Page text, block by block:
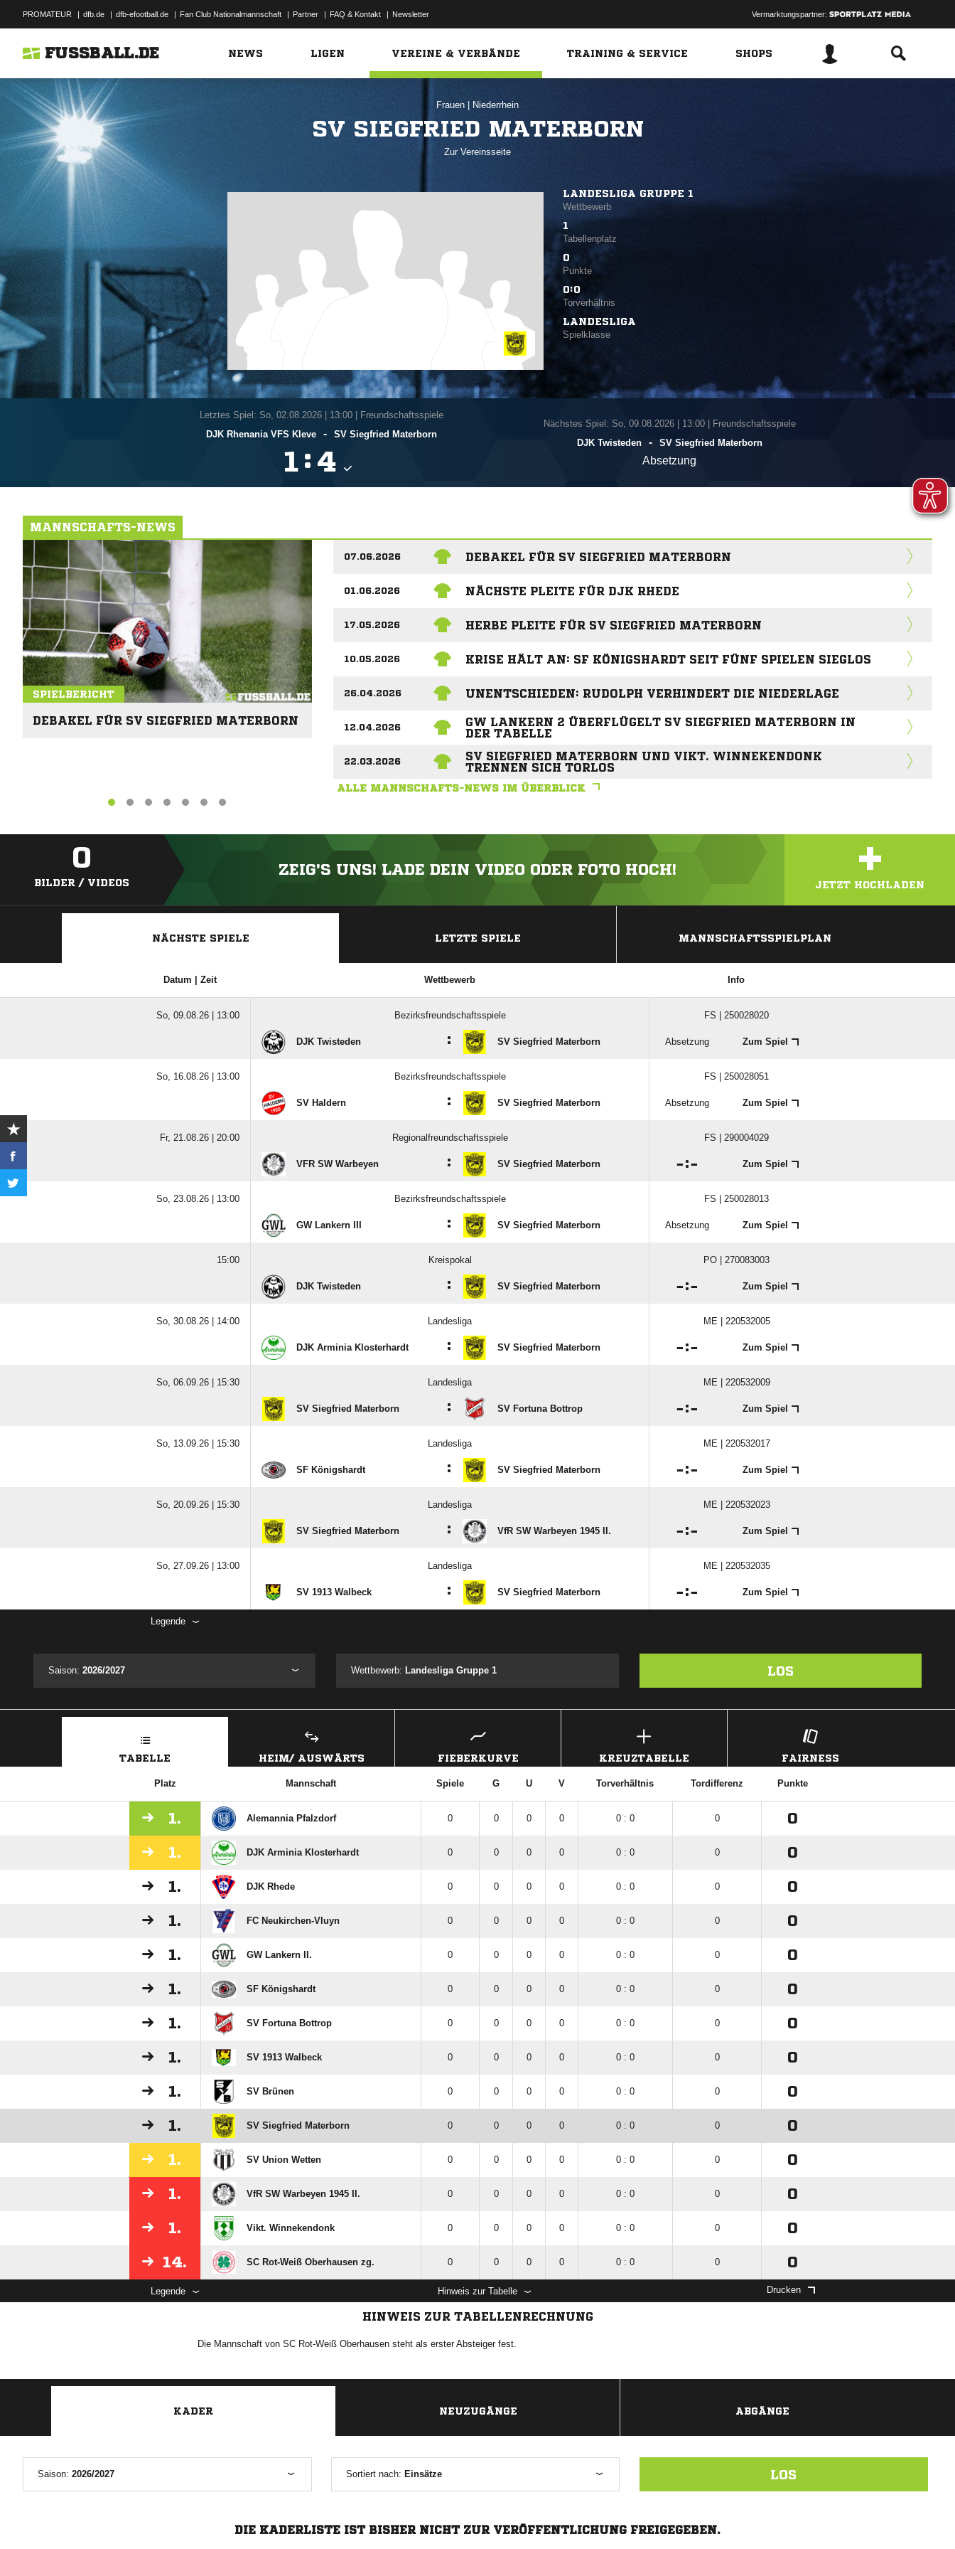
PROMATEUR | dfb.de | dfb-efootball.de | Fan Club Nationalmannschaft | Partner | FAQ & Kontakt | Newsletter Vermarktungspartner:
FUSSBALL.DE NEWS LIGEN VEREINE & VERBÄNDE TRAINING & SERVICE SHOPS
Frauen Niederrhein
SV SIEGFRIED MATERBORN
Zur Vereinsseite
LANDESLIGA GRUPPE 1
Wettbewerb
1
Tabellenplatz
0
Punkte
0:0
Torverhältnis
LANDESLIGA
Spielklasse
Letztes Spiel: So, 02.08.2026| 13:00 | Freundschaftsspiele
DJK Rhenania VFS Kleve
- SV Siegfried Materborn
 : 
Nächstes Spiel: So, 09.08.2026| 13:00 | Freundschaftsspiele
DJK Twisteden
- SV Siegfried Materborn
Absetzung
MANNSCHAFTS-NEWS
SPIELBERICHT
DEBAKEL FÜR SV SIEGFRIED MATERBORN
07.06.2026 DEBAKEL FÜR SV SIEGFRIED MATERBORN
01.06.2026 NÄCHSTE PLEITE FÜR DJK RHEDE
17.05.2026 HERBE PLEITE FÜR SV SIEGFRIED MATERBORN
10.05.2026 KRISE HÄLT AN: SF KÖNIGSHARDT SEIT FÜNF SPIELEN SIEGLOS
26.04.2026 UNENTSCHIEDEN: RUDOLPH VERHINDERT DIE NIEDERLAGE
12.04.2026
GW LANKERN 2 ÜBERFLÜGELT SV SIEGFRIED MATERBORN IN
DER TABELLE
22.03.2026
SV SIEGFRIED MATERBORN UND VIKT. WINNEKENDONK
TRENNEN SICH TORLOS
ALLE MANNSCHAFTS-NEWS IM ÜBERBLICK
0
BILDER / VIDEOS
ZEIG'S UNS! LADE DEIN VIDEO ODER FOTO HOCH! +
JETZT HOCHLADEN
NÄCHSTE SPIELE LETZTE SPIELE MANNSCHAFTSSPIELPLAN
Datum | Zeit Wettbewerb Info
So, 09.08.26 | 13:00 Bezirksfreundschaftsspiele FS | 250028020
DJK Twisteden : SV Siegfried Materborn Absetzung Zum Spiel
So, 16.08.26 | 13:00 Bezirksfreundschaftsspiele FS | 250028051
SV Haldern : SV Siegfried Materborn Absetzung Zum Spiel
Fr, 21.08.26 | 20:00 Regionalfreundschaftsspiele FS | 290004029
VFR SW Warbeyen : SV Siegfried Materborn : Zum Spiel
So, 23.08.26 | 13:00 Bezirksfreundschaftsspiele FS | 250028013
GW Lankern III : SV Siegfried Materborn Absetzung Zum Spiel
15:00 Kreispokal PO | 270083003
DJK Twisteden : SV Siegfried Materborn : Zum Spiel
So, 30.08.26 | 14:00 Landesliga ME | 220532005
DJK Arminia Klosterhardt : SV Siegfried Materborn : Zum Spiel
So, 06.09.26 | 15:30 Landesliga ME | 220532009
SV Siegfried Materborn : SV Fortuna Bottrop : Zum Spiel
So, 13.09.26 | 15:30 Landesliga ME | 220532017
SF Königshardt : SV Siegfried Materborn : Zum Spiel
So, 20.09.26 | 15:30 Landesliga ME | 220532023
SV Siegfried Materborn : VfR SW Warbeyen 1945 II. : Zum Spiel
So, 27.09.26 | 13:00 Landesliga ME | 220532035
SV 1913 Walbeck : SV Siegfried Materborn : Zum Spiel
Legende
Saison: 2026/2027 Wettbewerb: Landesliga Gruppe 1 LOS
TABELLE HEIM/ AUSWÄRTS FIEBERKURVE KREUZTABELLE FAIRNESS
Platz Mannschaft Spiele G U V Torverhältnis Tordifferenz Punkte
1. Alemannia Pfalzdorf 0 0 0 0 0 : 0 0 0
1. DJK Arminia Klosterhardt 0 0 0 0 0 : 0 0 0
1. DJK Rhede 0 0 0 0 0 : 0 0 0
1. FC Neukirchen-Vluyn 0 0 0 0 0 : 0 0 0
1. GW Lankern II. 0 0 0 0 0 : 0 0 0
1. SF Königshardt 0 0 0 0 0 : 0 0 0
1. SV Fortuna Bottrop 0 0 0 0 0 : 0 0 0
1. SV 1913 Walbeck 0 0 0 0 0 : 0 0 0
1. SV Brünen 0 0 0 0 0 : 0 0 0
1. SV Siegfried Materborn 0 0 0 0 0 : 0 0 0
1. SV Union Wetten 0 0 0 0 0 : 0 0 0
1. VfR SW Warbeyen 1945 II. 0 0 0 0 0 : 0 0 0
1. Vikt. Winnekendonk 0 0 0 0 0 : 0 0 0
14. SC Rot-Weiß Oberhausen zg. 0 0 0 0 0 : 0 0 0
Legende Hinweis zur Tabelle Drucken
HINWEIS ZUR TABELLENRECHNUNG
Die Mannschaft von SC Rot-Weiß Oberhausen steht als erster Absteiger fest.
KADER NEUZUGÄNGE ABGÄNGE
Saison: 2026/2027 Sortiert nach: Einsätze LOS
DIE KADERLISTE IST BISHER NICHT ZUR VERÖFFENTLICHUNG FREIGEGEBEN.